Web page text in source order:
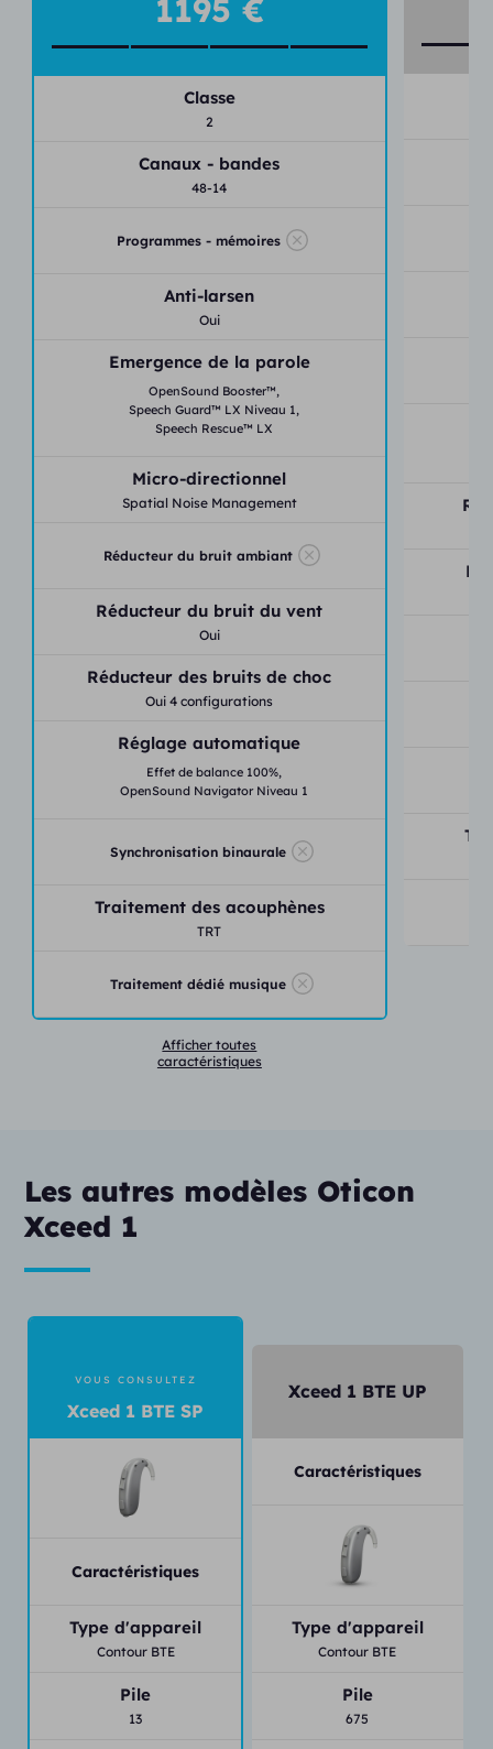
Demandez votre essai gratuit
1195 €
Classe
2
Canaux - bandes
48-14
Programmes - mémoires
Anti-larsen
Oui
Emergence de la parole
OpenSound Booster™,
Speech Guard™ LX Niveau 1,
Speech Rescue™ LX
Micro-directionnel
Spatial Noise Management
Réducteur du bruit ambiant
Réducteur du bruit du vent
Oui
Réducteur des bruits de choc
Oui 4 configurations
Réglage automatique
Effet de balance 100%,
OpenSound Navigator Niveau 1
Synchronisation binaurale
Traitement des acouphènes
TRT
Traitement dédié musique
Afficher toutes
caractéristiques
Les autres modèles Oticon
Xceed 1
VOUS CONSULTEZ
Xceed 1 BTE SP
Caractéristiques
Type d'appareil
Contour BTE
Pile
13
Xceed 1 BTE UP
Caractéristiques
Type d'appareil
Contour BTE
Pile
675